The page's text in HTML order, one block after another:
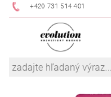
+420 731 514 401